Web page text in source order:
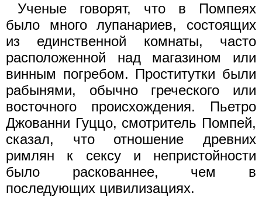
Ученые говорят, что в Помпеях
было много лупанариев, состоящих
из единственной комнаты, часто
расположенной над магазином или
винным погребом. Проститутки были
рабынями, обычно греческого или
восточного происхождения. Пьетро
Джованни Гуццо, смотритель Помпей,
сказал, что отношение древних
римлян к сексу и непристойности
было раскованнее, чем в
последующих цивилизациях.